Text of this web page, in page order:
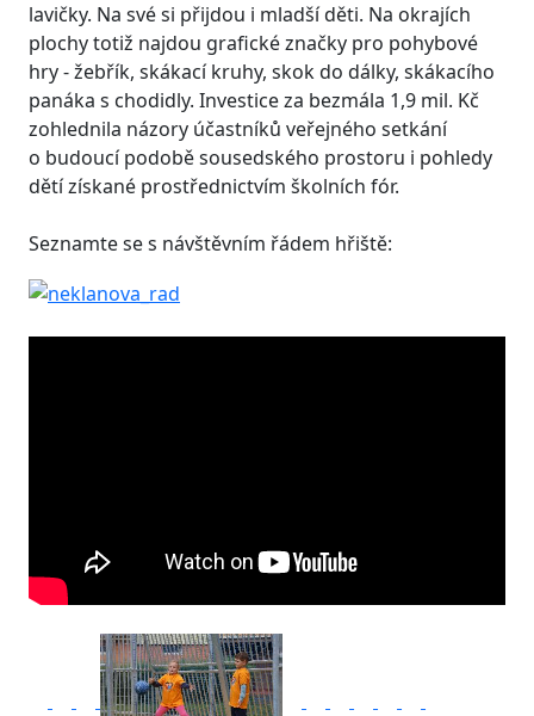
lavičky. Na své si přijdou i mladší děti. Na okrajích
plochy totiž najdou grafické značky pro pohybové
hry - žebřík, skákací kruhy, skok do dálky, skákacího
panáka s chodidly. Investice za bezmála 1,9 mil. Kč
zohlednila názory účastníků veřejného setkání
o budoucí podobě sousedského prostoru i pohledy
dětí získané prostřednictvím školních fór.
Seznamte se s návštěvním řádem hřiště: